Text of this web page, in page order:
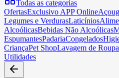
Todas as categorias
OfertasExclusivo APP Online
Legumes e VerdurasLaticínios
AlcoólicasBebidas Não Alcoólicas
EspumantesPadariaCongelados
CriançaPet ShopLavagem de
Utilidades